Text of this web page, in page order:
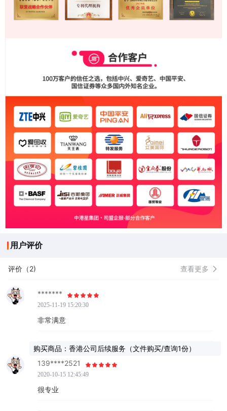
用户评价
评价（2) 查看更多
*******
2025-11-19 15:20:30
非常满意
购买商品：香港公司后续服务（文件购买/查询1份）
139****2521
2020-10-15 12:45:49
很专业